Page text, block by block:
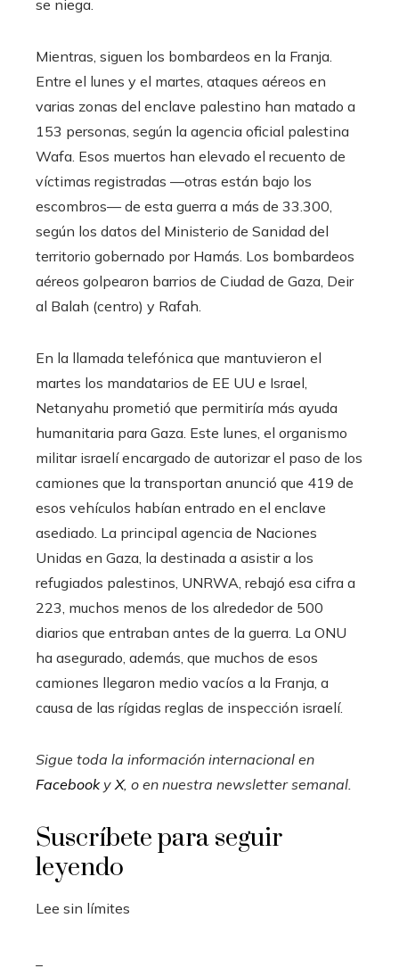
se niega.
Mientras, siguen los bombardeos en la Franja.
Entre el lunes y el martes, ataques aéreos en
varias zonas del enclave palestino han matado a
153 personas, según la agencia oficial palestina
Wafa. Esos muertos han elevado el recuento de
víctimas registradas —otras están bajo los
escombros— de esta guerra a más de 33.300,
según los datos del Ministerio de Sanidad del
territorio gobernado por Hamás. Los bombardeos
aéreos golpearon barrios de Ciudad de Gaza, Deir
al Balah (centro) y Rafah.
En la llamada telefónica que mantuvieron el
martes los mandatarios de EE UU e Israel,
Netanyahu prometió que permitiría más ayuda
humanitaria para Gaza. Este lunes, el organismo
militar israelí encargado de autorizar el paso de los
camiones que la transportan anunció que 419 de
esos vehículos habían entrado en el enclave
asediado. La principal agencia de Naciones
Unidas en Gaza, la destinada a asistir a los
refugiados palestinos, UNRWA, rebajó esa cifra a
223, muchos menos de los alrededor de 500
diarios que entraban antes de la guerra. La ONU
ha asegurado, además, que muchos de esos
camiones llegaron medio vacíos a la Franja, a
causa de las rígidas reglas de inspección israelí.
Sigue toda la información internacional en
Facebooky X, o en nuestra newsletter semanal
Suscríbete para seguir
leyendo
Lee sin límites